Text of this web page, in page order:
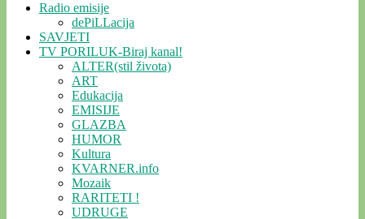
Radio emisije
dePiLLacija
SAVJETI
TV PORILUK-Biraj kanal!
ALTER(stil života)
ART
Edukacija
EMISIJE
GLAZBA
HUMOR
Kultura
KVARNER.info
Mozaik
RARITETI !
UDRUGE